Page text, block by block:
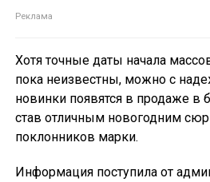
Хотя точные даты начала
пока неизвестны, можно с
новинки появятся в продаже
став отличным новогодним
поклонников марки.
Информация поступила от